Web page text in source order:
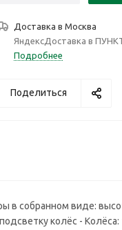
Доставка в Москва
ЯндексДоставка в
Подробнее
Поделиться
в собранном виде:
колёс - Колёса: